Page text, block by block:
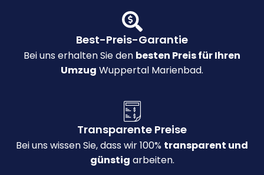
Best-Preis-Garantie
Bei uns erhalten Sie den besten Preis für Ihren
Umzug Wuppertal Marienbad.
Transparente Preise
Bei uns wissen Sie, dass wir 100% transparent und
günstig arbeiten.